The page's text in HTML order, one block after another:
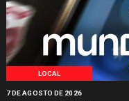
LOCAL
7 DE AGOSTO DE 2026